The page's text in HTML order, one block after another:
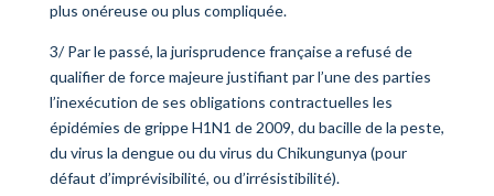
plus onéreuse ou plus compliquée.
3/ Par le passé, la jurisprudence française a refusé de
qualifier de force majeure justifiant par l’une des parties
l’inexécution de ses obligations contractuelles les
épidémies de grippe H1N1 de 2009, du bacille de la peste,
du virus la dengue ou du virus du Chikungunya (pour
défaut d’imprévisibilité, ou d’irrésistibilité).